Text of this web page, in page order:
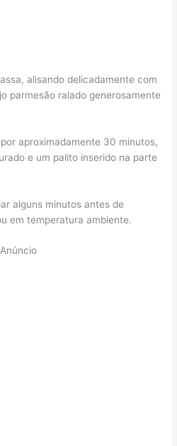
alisando delicadamente com
parmesão ralado generosamente
aproximadamente 30 minutos,
e um palito inserido na parte
alguns minutos antes de
em temperatura ambiente.
Anúncio